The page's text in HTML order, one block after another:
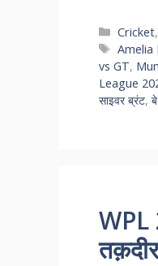
Cricket
Tags
Amelia
vs GT,
League
साइवर ब्रंट,
WPL
तक़दीर